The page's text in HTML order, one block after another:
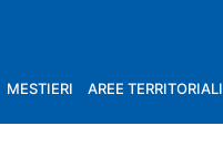
MESTIERI AREE TERRITORIALI